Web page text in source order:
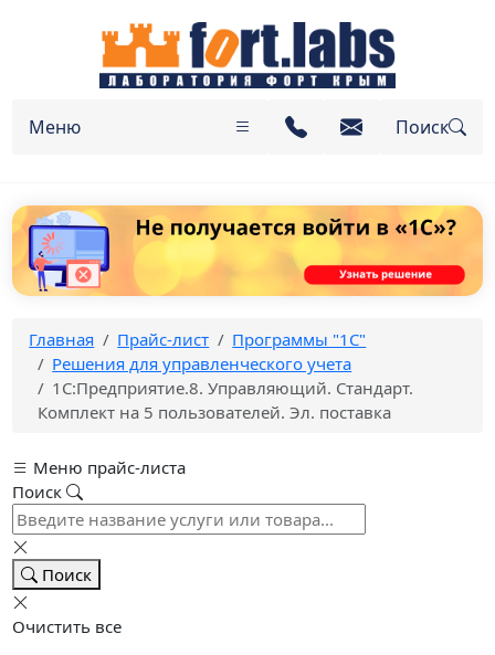
Меню Поиск
Главная Прайс-лист
Программы "1С"
Решения для управленческого учета
1С:Предприятие.8. Управляющий. Стандарт.
Комплект на 5 пользователей. Эл. поставка
Меню прайс-листа
Поиск
Поиск
Очистить все